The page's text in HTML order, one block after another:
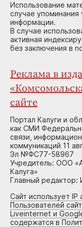
Использование
случае упоминания
информации.
В случае
активная
без заключения в
Реклама в
сайте
Портал Калуги и
как СМИ
связи,
коммуникаций 11
Эл №ФС77-58967
Учредитель: ООО
Калуга»
Главный редактор:
Сайт использует
Пользователей
Liveinternet и
содержатся в